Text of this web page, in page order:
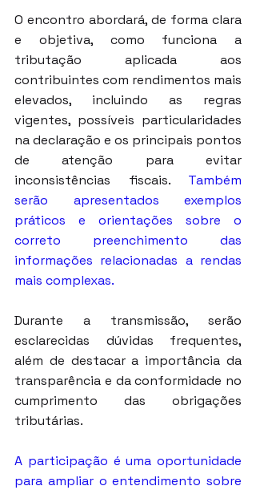
O encontro abordará, de forma clara
e objetiva, como funciona a
tributação aplicada aos
contribuintes com rendimentos mais
elevados, incluindo as regras
vigentes, possíveis particularidades
na declaração e os principais pontos
de atenção para evitar
inconsistências fiscais. Também
serão apresentados exemplos
práticos e orientações sobre o
correto preenchimento das
informações relacionadas a rendas
mais complexas.
Durante a transmissão, serão
esclarecidas dúvidas frequentes,
além de destacar a importância da
transparência e da conformidade no
cumprimento das obrigações
tributárias.
A participação é uma oportunidade
para ampliar o entendimento sobre